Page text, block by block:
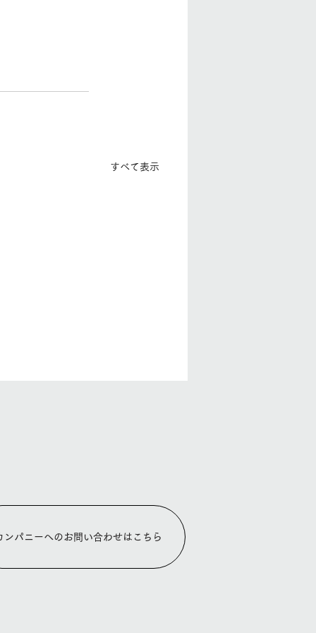
すべて表示
】バンクーバー、マ
？ロール？ジャパンで
食トレンド
ンパニーへのお問い合わせはこちら